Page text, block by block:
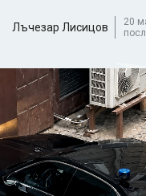
Лъчезар Лисицов
20